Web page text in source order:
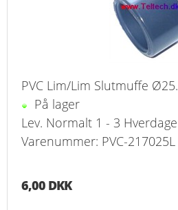
PVC Lim/Lim Slutmuffe Ø25.
På lager
Lev. Normalt 1 - 3 Hverdage
Varenummer: PVC-217025L
6,00 DKK